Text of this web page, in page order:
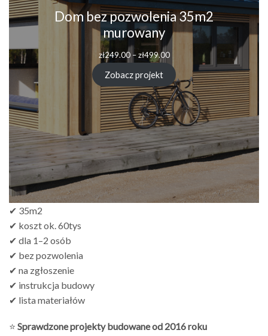
Dom bez pozwolenia 35m2
murowany
zł249.00 – zł499.00
Zobacz projekt
✔ 35m2
✔ koszt ok. 60tys
✔ dla 1–2 osób
✔ bez pozwolenia
✔ na zgłoszenie
✔ instrukcja budowy
✔ lista materiałów
⭐ Sprawdzone projekty budowane od 2016 roku